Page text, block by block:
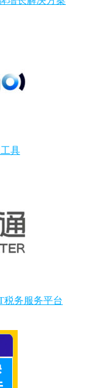
具
税务服务平台